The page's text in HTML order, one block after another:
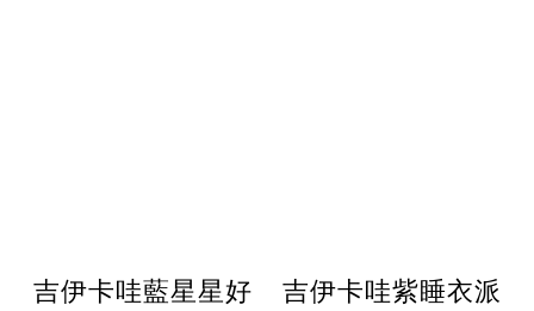
吉伊卡哇藍星星好
吉伊卡哇紫睡衣派